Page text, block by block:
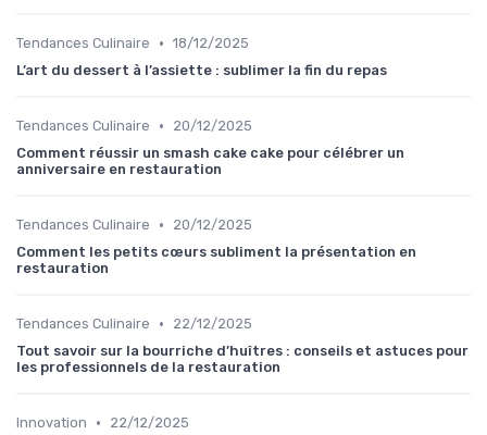
Tendances Culinaire • 18/12/2025
L’art du dessert à l’assiette : sublimer la fin du repas
Tendances Culinaire •
20/12/2025
Comment réussir un smash cake cake pour célébrer un
anniversaire en restauration
Tendances Culinaire •
20/12/2025
Comment les petits cœurs subliment la présentation en
restauration
Tendances Culinaire •
22/12/2025
Tout savoir sur la bourriche d’huîtres : conseils et astuces pour
les professionnels de la restauration
Innovation • 22/12/2025